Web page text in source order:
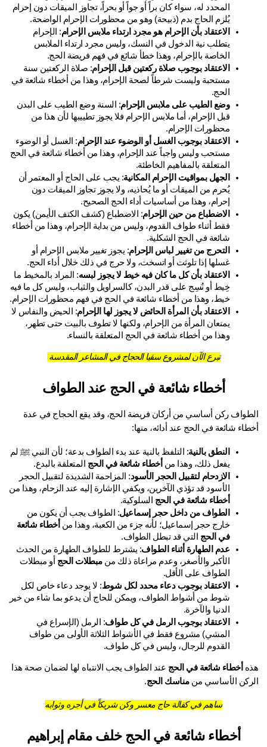
المحدد له، سواء كان براً أو جواً أو بحراً، تجاوز الميقات دون إحرام
يُلزم الحاج بدم (ذبيحة) وهو من محظورات الإحرام الواضحة.
الاعتقاد بأن الإحرام هو مجرد ارتداء ملابس الإحرام
: الإحرام
يتطلب نية الدخول في النسك، وليس مجرد ارتداء الملابس
الخاصة بالإحرام، وهذا خطأ شائع في فهم فريضة الحج.
الاعتقاد بوجوب صلاة ركعتين قبل الإحرام
: صلاة الركعتين سنة
مستحبة وليست شرطاً لصحة الإحرام، وهذا من أخطاء شائعة في
الحج.
وضع الطيب على ملابس الإحرام
: السنة وضع الطيب على البدن
قبل الإحرام، أما ملابس الإحرام فلا يجوز تطييبها لأن هذا من
محظورات الإحرام.
الاعتقاد بوجوب الغسل أو الوضوء عند الإحرام
: الغسل أو الوضوء
مستحب وليس واجباً عند الإحرام، وهذا من أخطاء شائعة في الحج
المتعلقة بالمفاهيم الخاطئة.
الجهل بمواقيت الإحرام المكانية
: يجب على الحاج أو المعتمر أن
إحرام، وهذا من أساسيات أداء الحج الصحيح.
الاضطباع من حين الإحرام
: الاضطباع (كشف الكتف الأيمن) يكون
فقط أثناء طواف القدوم، وليس من بداية الإحرام، وهذا من أخطاء
شائعة في الحج الشكلية.
التحرج من تغيير لباس الإحرام
: يجوز تغيير ملابس الإحرام أو
غسلها إذا تلوثت أو اتسخت، ولا حرج في ذلك خلال أداء الحج.
الاعتقاد بأن كل ما كان فيه خيط لا يجوز لبسه
: المراد بالمخيط ما
خِيط أو نُسِج على قدر البدن، كالسراويل والثياب، وليس كل ما فيه
خيط، وهذا من أخطاء شائعة في الحج في فهم محظورات الإحرام.
الاعتقاد بأن المرأة الحائض لا يجوز لها الإحرام
: الحيض والنفاس لا
يمنعان المرأة من الإحرام، ولكنها لا تطوف بالبيت حتى تطهر،
وهذا من أخطاء شائعة في الحج المتعلقة بالنساء.
تبرع الآن لمشروع سقيا الحجاج في المشاعر المقدسة
أخطاء شائعة في الحج عند الطواف
شائعة في الحج عند أدائه، منها:
النطق بالنية
: التلفظ بالنية عند بدء الطواف بدعة؛ لأن النبي ﷺ لم
يفعل ذلك، وهذا من أخطاء شائعة في الحج المتعلقة بالبدع.
الازدحام لتقبيل الحجر الأسود
: المزاحمة الشديدة لتقبيل الحجر
الأسود قد تؤذي الآخرين، ويكفي الإشارة إليه عند الزحام، وهذا من
أخطاء شائعة في الحج السلوكية.
الطواف من داخل حجر إسماعيل
: الطواف يجب أن يكون من
خارج حجر إسماعيل؛ لأنه جزء من الكعبة، وهذا من
أخطاء شائعة
في الحج التي قد تبطل الطواف.
عدم الطهارة أثناء الطواف
: يشترط للطواف الطهارة من الحدث
الأكبر والأصغر، وعدم مراعاة ذلك من مبطلات الحج
أو مبطلات
الطواف على الأقل.
الاعتقاد بوجوب دعاء محدد لكل شوط
شوط من أشواط الطواف، ويمكن للحاج أن يدعو بما شاء من خير
الدنيا والآخرة.
الاعتقاد بوجوب الرمل في كل طواف
: الرمل (الإسراع في
المشي) مشروع فقط في الأشواط الثلاثة الأولى من طواف
القدوم للرجال، وليس في كل طواف.
أخطاء شائعة في الحج
عند الطواف يجب الانتباه لها لضمان صحة هذا
الأساسي من مناسك الحج
ساهم في كفالة حاج معسر وكن شريكاً في أجره وثوابه
أخطاء شائعة في الحج خلف مقام إبراهيم